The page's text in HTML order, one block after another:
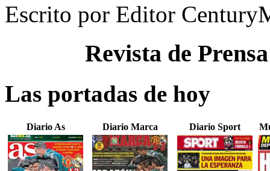
Escrito por Editor
Revista de
Las portadas de hoy
Diario As Diario Marca Diario Sport